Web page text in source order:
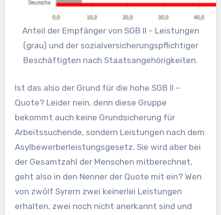
Anteil der Empfänger von SGB II – Leistungen
(grau) und der sozialversicherungspflichtiger
Beschäftigten nach Staatsangehörigkeiten.
Ist das also der Grund für die hohe SGB II –
Quote? Leider nein, denn diese Gruppe
bekommt auch keine Grundsicherung für
Arbeitssuchende, sondern Leistungen nach dem
Asylbewerberleistungsgesetz. Sie wird aber bei
der Gesamtzahl der Menschen mitberechnet,
geht also in den Nenner der Quote mit ein? Wen
von zwölf Syrern zwei keinerlei Leistungen
erhalten, zwei noch nicht anerkannt sind und